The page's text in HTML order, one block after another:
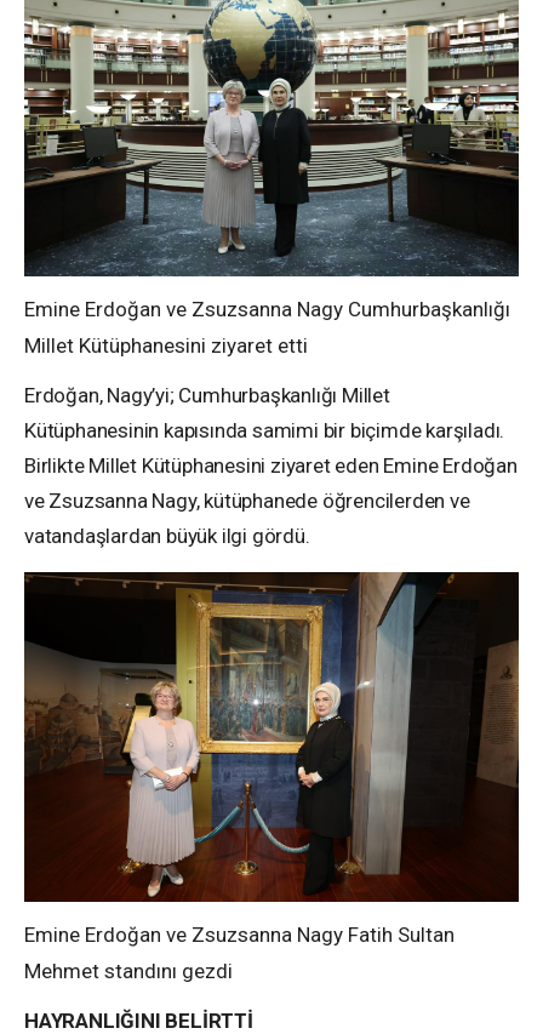
Emine Erdoğan ve Zsuzsanna Nagy Cumhurbaşkanlığı
Millet Kütüphanesini ziyaret etti
Erdoğan, Nagy’yi; Cumhurbaşkanlığı Millet
Kütüphanesinin kapısında samimi bir biçimde karşıladı.
Birlikte Millet Kütüphanesini ziyaret eden Emine Erdoğan
ve Zsuzsanna Nagy, kütüphanede öğrencilerden ve
vatandaşlardan büyük ilgi gördü.
Emine Erdoğan ve Zsuzsanna Nagy Fatih Sultan
Mehmet standını gezdi
HAYRANLIĞINI BELİRTTİ